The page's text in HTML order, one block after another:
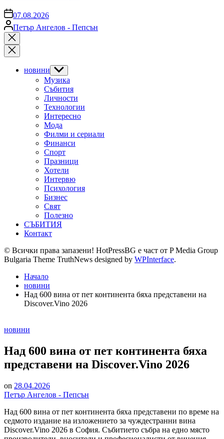
on07.08.2026
Posted
by
Петър Ангелов - Пепсън
Close
search
новини Show
sub
menu
Музика
Събития
Личности
Технологии
Интересно
Мода
Филми и сериали
Финанси
Спорт
Празници
Хотели
Интервю
Психология
Бизнес
Свят
Полезно
СЪБИТИЯ
Контакт
© Всички права запазени! HotPressBG е част от P Media Group
Bulgaria Theme TruthNews designed by WPInterface.
Начало
новини
Над 600 вина от пет континента бяха представени на
Discover.Vino 2026
Posted
новини
Над 600 вина от пет континента бяха
представени на Discover.Vino 2026
on 28.04.2026
Петър Ангелов - Пепсън
Над 600 вина от пет континента бяха представени по време на
седмото издание на изложението за чуждестранни вина
Discover.Vino 2026 в София. Събитието събра на едно място